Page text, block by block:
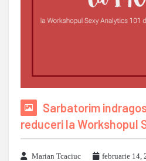
Sarbatorim
reduceri la Workshopul
Marian Tcaciuc
februarie 14,